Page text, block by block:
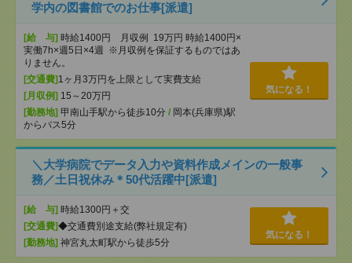
学内の図書館でのお仕事[派遣]
[給 与] 時給1400円 月収例 19万円 時給1400円×
実働7h×週5日×4週 ※月収例を保証するものではあ
りません。
[交通費] 1ヶ月3万円を上限として実費支給
[月収例] 15～20万円
[勤務地] 甲南山手駅から徒歩10分 / 岡本(兵庫県)駅
からバス5分
気になる！
＼大学病院でデータ入力や資料作成メインの一般事
務／土日祝休み＊50代活躍中[派遣]
[給 与] 時給1300円＋交
[交通費]◆交通費別途支給(弊社規定有)
[勤務地] 神宮丸太町駅から徒歩5分
気になる！